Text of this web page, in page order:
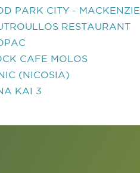
PARK CITY - MACKENZIE
RESTAURANT
CAFE MOLOS
(NICOSIA)
KAI 3